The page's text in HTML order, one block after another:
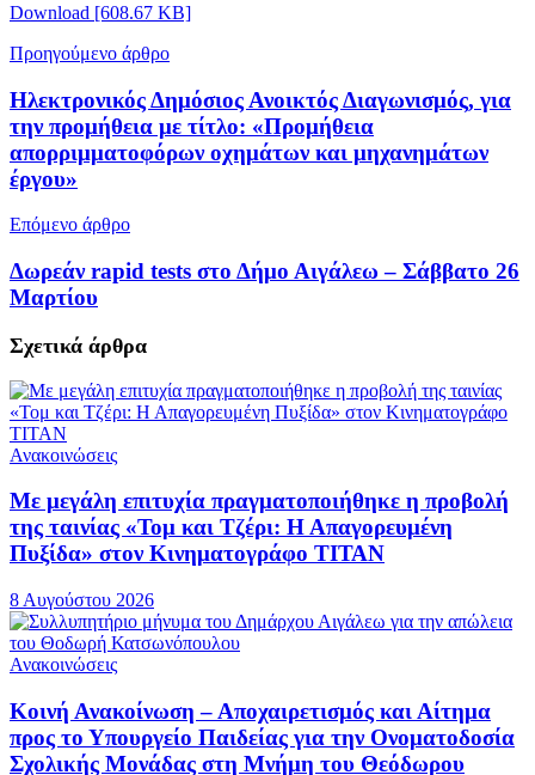
Download [608.67 KB]
Προηγούμενο άρθρο
Ηλεκτρονικός Δημόσιος Ανοικτός Διαγωνισμός, για
την προμήθεια με τίτλο: «Προμήθεια
απορριμματοφόρων οχημάτων και μηχανημάτων
έργου»
Επόμενο άρθρο
Δωρεάν rapid tests στο Δήμο Αιγάλεω – Σάββατο 26
Μαρτίου
Σχετικά άρθρα
Ανακοινώσεις
Με μεγάλη επιτυχία πραγματοποιήθηκε η προβολή
της ταινίας «Τομ και Τζέρι: Η Απαγορευμένη
Πυξίδα» στον Κινηματογράφο ΤΙΤΑΝ
8 Αυγούστου 2026
Ανακοινώσεις
Κοινή Ανακοίνωση – Αποχαιρετισμός και Αίτημα
προς το Υπουργείο Παιδείας για την Ονοματοδοσία
Σχολικής Μονάδας στη Μνήμη του Θεόδωρου